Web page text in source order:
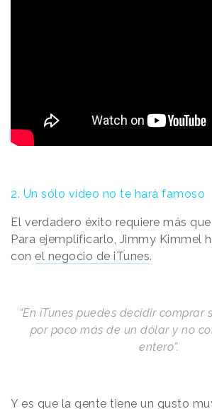
2. Un sólo vídeo no te hará famoso
El verdadero éxito requiere más
Para ejemplificarlo, Jimmy Kimmel
con el negocio de iTunes.
“En iTunes puedes decidir comprar
por poco más de un dólar y no
entero”.
Y es que la gente tiene un gusto